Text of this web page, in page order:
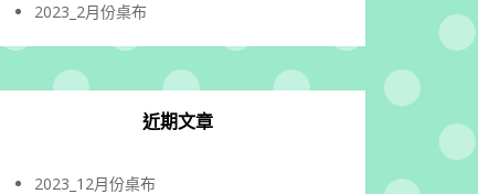
2023_2月份桌布
近期文章
2023_12月份桌布